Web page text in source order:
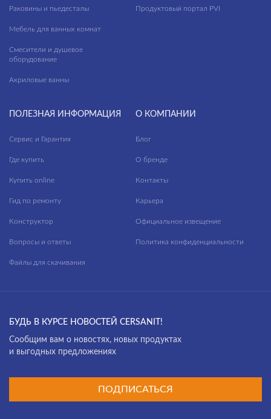
Раковины и пьедесталы
Мебель для ванных комнат
Смесители и душевое
оборудование
Акриловые ванны
Продуктовый портал PVI
ПОЛЕЗНАЯ ИНФОРМАЦИЯ
Сервис и Гарантия
Где купить
Купить online
Гид по ремонту
Конструктор
Вопросы и ответы
Файлы для скачивания
О КОМПАНИИ
Блог
О бренде
Контакты
Карьера
Официальное извещение
Политика конфиденциальности
БУДЬ В КУРСЕ НОВОСТЕЙ CERSANIT!
Cообщим вам о новостях, новых продуктах
и выгодных предложениях
ПОДПИСАТЬСЯ